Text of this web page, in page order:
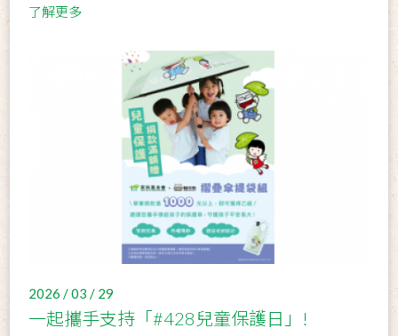
了解更多
2026 / 03 / 29
一起攜手支持「#428兒童保護日」!